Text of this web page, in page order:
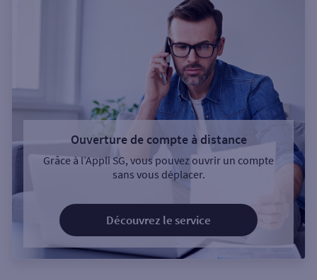
Ouverture de compte à distance
Grâce à l’Appli SG, vous pouvez ouvrir un compte
sans vous déplacer.
Découvrez le service